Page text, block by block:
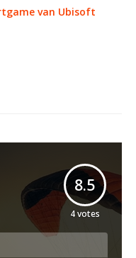
van Ubisoft
8.5
4votes